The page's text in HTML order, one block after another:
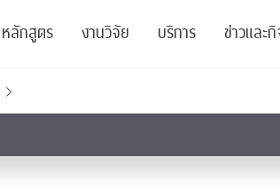
หลักสูตร งานวิจัย บริการ ข่าวและ